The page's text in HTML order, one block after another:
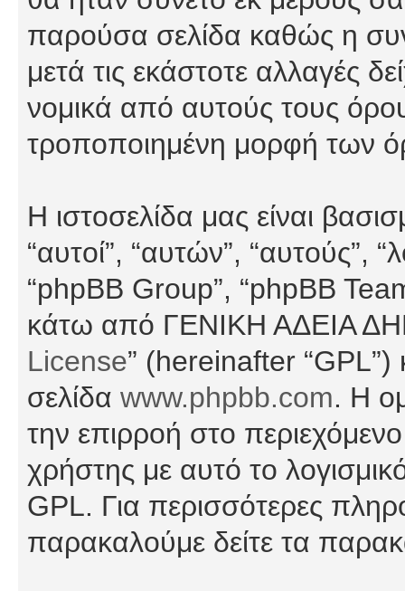
παρούσα σελίδα καθώς η
μετά τις εκάστοτε αλλαγές
νομικά από αυτούς τους
τροποποιημένη μορφή των
Η ιστοσελίδα μας είναι
“αυτοί”, “αυτών”, “αυτούς”,
“phpBB Group”, “phpBB
κάτω από ΓΕΝΙΚΗ ΑΔΕΙΑ
License” (hereinafter “GPL”)
σελίδα www.phpbb.com. Η
την επιρροή στο
χρήστης με αυτό το
GPL. Για περισσότερες
παρακαλούμε δείτε τα